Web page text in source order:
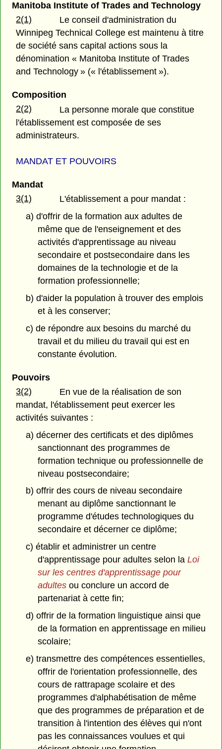
Manitoba Institute of Trades and Technology
2(1)
Le conseil d'administration du
Winnipeg Technical College est maintenu à titre
de société sans capital actions sous la
dénomination « Manitoba Institute of Trades
and Technology » (« l'établissement »).
Composition
2(2)
La personne morale que constitue
l'établissement est composée de ses
administrateurs.
MANDAT ET POUVOIRS
Mandat
3(1)
L'établissement a pour mandat :
a) d'offrir de la formation aux adultes de
même que de l'enseignement et des
activités d'apprentissage au niveau
secondaire et postsecondaire dans les
domaines de la technologie et de la
formation professionnelle;
b) d'aider la population à trouver des emplois
et à les conserver;
c) de répondre aux besoins du marché du
travail et du milieu du travail qui est en
constante évolution.
Pouvoirs
3(2)
En vue de la réalisation de son
mandat, l'établissement peut exercer les
activités suivantes :
a) décerner des certificats et des diplômes
sanctionnant des programmes de
formation technique ou professionnelle de
niveau postsecondaire;
b) offrir des cours de niveau secondaire
menant au diplôme sanctionnant le
programme d'études technologiques du
secondaire et décerner ce diplôme;
c) établir et administrer un centre
d'apprentissage pour adultes selon la Loi
sur les centres d'apprentissage pour
adultes ou conclure un accord de
partenariat à cette fin;
d) offrir de la formation linguistique ainsi que
de la formation en apprentissage en milieu
scolaire;
e) transmettre des compétences essentielles,
offrir de l'orientation professionnelle, des
cours de rattrapage scolaire et des
programmes d'alphabétisation de même
que des programmes de préparation et de
transition à l'intention des élèves qui n'ont
pas les connaissances voulues et qui